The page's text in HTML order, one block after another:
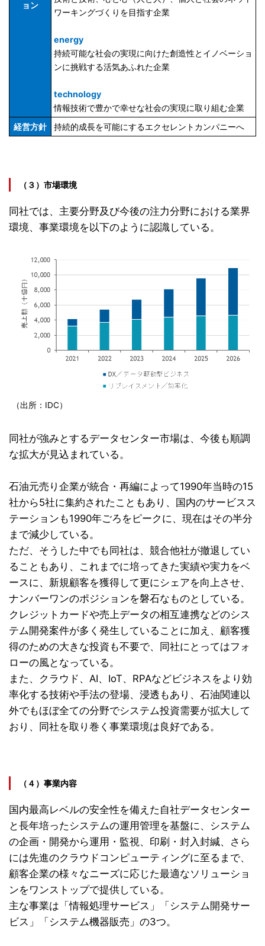
ョン
ワーキングづくりを目指す企業
energy
持続可能な社会の実現に向けた創造性とイノベーショ
ンに挑戦する活気あふれた企業
technology
情報技術で豊かで幸せな社会の実現に取り組む企業
経営方針
持続的成長を可能にするエクセレントカンパニーへ
（３）市場環境
同社では、主要分野及び今後の注力分野における業界
環境、事業環境を以下のように認識している。
（出所：IDC）
同社が強みとするデータセンター市場は、今後も順調
な拡大が見込まれている。
石油元売り企業が統合・再編によって1990年当時の15
社から5社に集約されたこともあり、国内のサービスス
テーションも1990年ごろをピークに、現在はその半分
まで減少している。
ただ、そうした中でも同社は、競合他社が撤退してい
ることもあり、これまでに培ってきた実績や実力をベ
ースに、新規顧客を獲得して更にシェアを向上させ、
ナンバーワンのポジションを磐石なものとしている。
クレジットカードや売上データの相互連携などのシス
テム開発案件が多く発生していることに加え、顧客獲
得のための大きな投資も不要で、同社にとってはフォ
ローの風となっている。
また、クラウド、AI、IoT、RPAなどビジネスをより効
率化する技術や手法の登場、浸透もあり、石油関連以
外でもほぼ全ての分野でシステム投資需要が拡大して
おり、同社を取り巻く事業環境は良好である。
（４）事業内容
国内最高レベルの安全性を備えた自社データセンター
と長年培ったシステムの運用管理を基盤に、システム
の企画・開発から運用・監視、印刷・封入封緘、さら
には先進のクラウドコンピューティングに至るまで、
顧客企業の様々なニーズに応じた最適なソリューショ
ンをワンストップで提供している。
主な事業は「情報処理サービス」「システム開発サー
ビス」「システム機器販売」の3つ。